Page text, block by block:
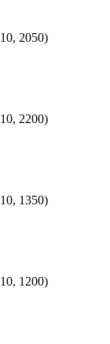
2050)
2200)
1350)
1200)